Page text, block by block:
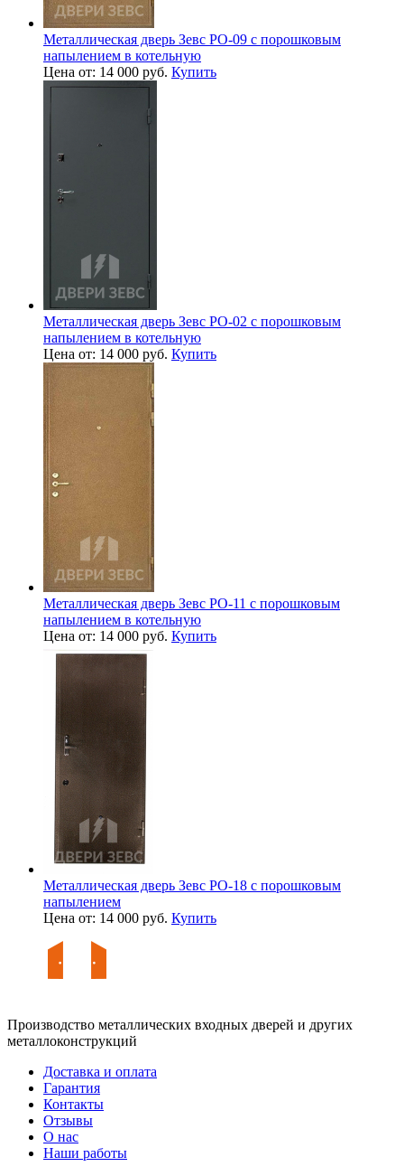
Металлическая дверь Зевс PO-09 с порошковым
напылением в котельную
Цена от: 14 000 руб. Купить
Металлическая дверь Зевс PO-02 с порошковым
напылением в котельную
Цена от: 14 000 руб. Купить
Металлическая дверь Зевс PO-11 с порошковым
напылением в котельную
Цена от: 14 000 руб. Купить
Металлическая дверь Зевс PO-18 с порошковым
напылением
Цена от: 14 000 руб. Купить
Производство металлических входных дверей и других
металлоконструкций
Доставка и оплата
Гарантия
Контакты
Отзывы
О нас
Наши работы